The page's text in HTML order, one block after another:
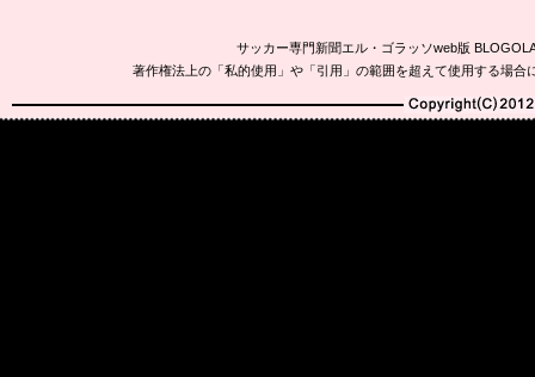
サッカー専門新聞エル・ゴラッソweb版
著作権法上の「私的使用」や「引用」の範囲を超えて使用する場
Copyright(C)2010-